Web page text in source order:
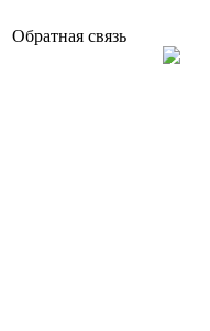
Обратная связь